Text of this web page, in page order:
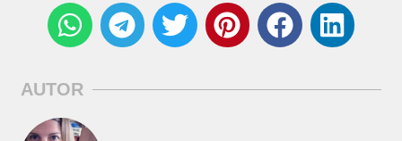
AUTOR